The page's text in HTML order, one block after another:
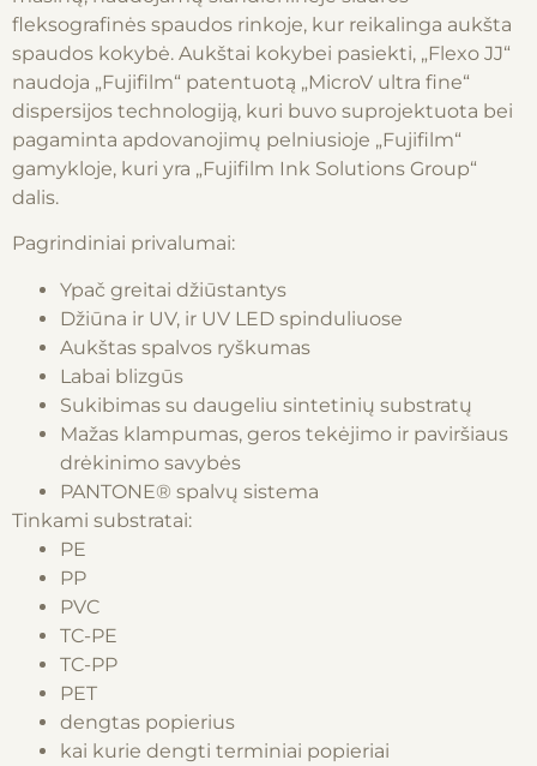
fleksografinės spaudos rinkoje, kur reikalinga aukšta
spaudos kokybė. Aukštai kokybei pasiekti, „Flexo JJ“
naudoja „Fujifilm“ patentuotą „MicroV ultra fine“
dispersijos technologiją, kuri buvo suprojektuota bei
pagaminta apdovanojimų pelniusioje „Fujifilm“
gamykloje, kuri yra „Fujifilm Ink Solutions Group“
dalis.
Pagrindiniai privalumai:
Ypač greitai džiūstantys
Džiūna ir UV, ir UV LED spinduliuose
Aukštas spalvos ryškumas
Labai blizgūs
Sukibimas su daugeliu sintetinių substratų
Mažas klampumas, geros tekėjimo ir paviršiaus
drėkinimo savybės
PANTONE® spalvų sistema
Tinkami substratai:
PE
PP
PVC
TC-PE
TC-PP
PET
dengtas popierius
kai kurie dengti terminiai popieriai